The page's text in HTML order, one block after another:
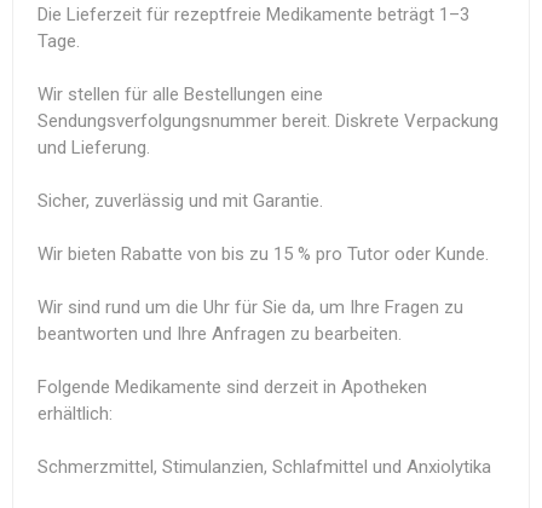
Die Lieferzeit für rezeptfreie Medikamente beträgt 1–3
Tage.
Wir stellen für alle Bestellungen eine
Sendungsverfolgungsnummer bereit. Diskrete Verpackung
und Lieferung.
Sicher, zuverlässig und mit Garantie.
Wir bieten Rabatte von bis zu 15 % pro Tutor oder Kunde.
Wir sind rund um die Uhr für Sie da, um Ihre Fragen zu
beantworten und Ihre Anfragen zu bearbeiten.
Folgende Medikamente sind derzeit in Apotheken
erhältlich:
Schmerzmittel, Stimulanzien, Schlafmittel und Anxiolytika